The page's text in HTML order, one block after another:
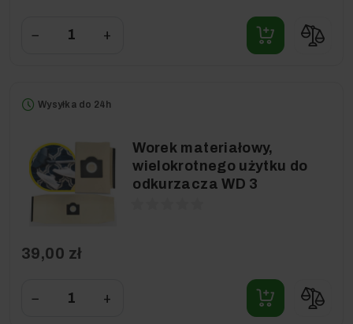
− +
Wysyłka do 24h
Worek materiałowy,
wielokrotnego użytku do
odkurzacza WD 3
39,00 zł
− +